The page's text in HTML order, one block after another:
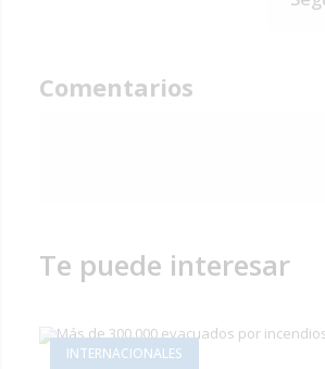
Comentarios
Te puede interesar
INTERNACIONALES